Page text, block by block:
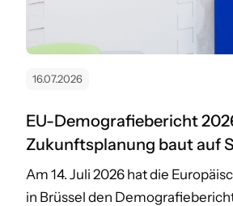
16.07.2026
EU-Demografiebericht
Zukunftsplanung baut auf
Am 14. Juli 2026 hat die
in Brüssel den